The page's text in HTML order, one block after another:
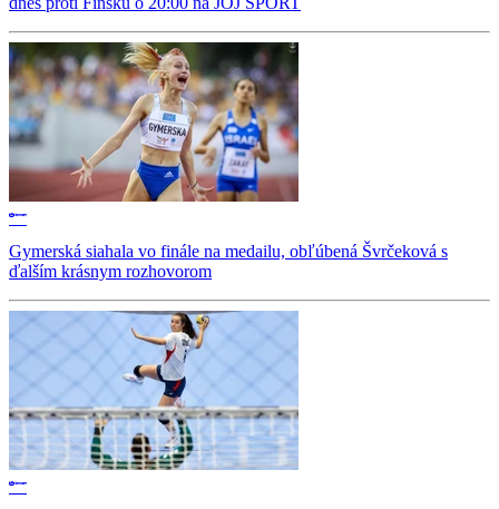
Gymerská siahala vo finále na medailu, obľúbená Švrčeková s
ďalším krásnym rozhovorom